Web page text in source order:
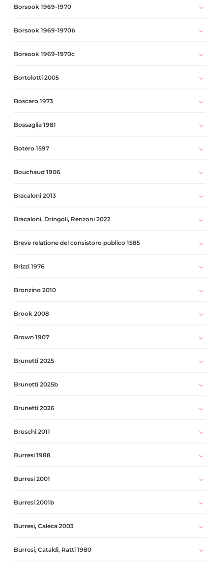
Borsook 1969-1970
Borsook 1969-1970b
Borsook 1969-1970c
Bortolotti 2005
Boscaro 1973
Bossaglia 1981
Botero 1597
Bouchaud 1906
Bracaloni 2013
Bracaloni, Dringoli, Renzoni 2022
Breve relatione del consistoro publico 1585
Brizzi 1976
Bronzino 2010
Brook 2008
Brown 1907
Brunetti 2025
Brunetti 2025b
Brunetti 2026
Bruschi 2011
Burresi 1988
Burresi 2001
Burresi 2001b
Burresi, Caleca 2003
Burresi, Cataldi, Ratti 1980